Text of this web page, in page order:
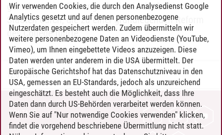
gemeinsamen Führungsakademie der baltischen
Staaten durch, die zu einer grundlegenden Reform
des College führte.
12.01.2017
KONTAKT
LEUPHANA ALS ARBEITGEBER
Wir verwenden Cookies, die durch den Analysedienst Google
Analytics gesetzt und auf denen personenbezogene
Nutzerdaten gespeichert werden. Zudem übermitteln wir
weitere personenbezogene Daten an Videodienste (YouTube,
Vimeo), um Ihnen eingebettete Videos anzuzeigen. Diese
Daten werden unter anderem in die USA übermittelt. Der
Europäische Gerichtshof hat das Datenschutzniveau in den
USA, gemessen an EU-Standards, jedoch als unzureichend
eingeschätzt. Es besteht auch die Möglichkeit, dass Ihre
Daten dann durch US-Behörden verarbeitet werden können.
Wenn Sie auf "Nur notwendige Cookies verwenden" klicken,
findet die vorgehend beschriebene Übermittlung nicht statt.